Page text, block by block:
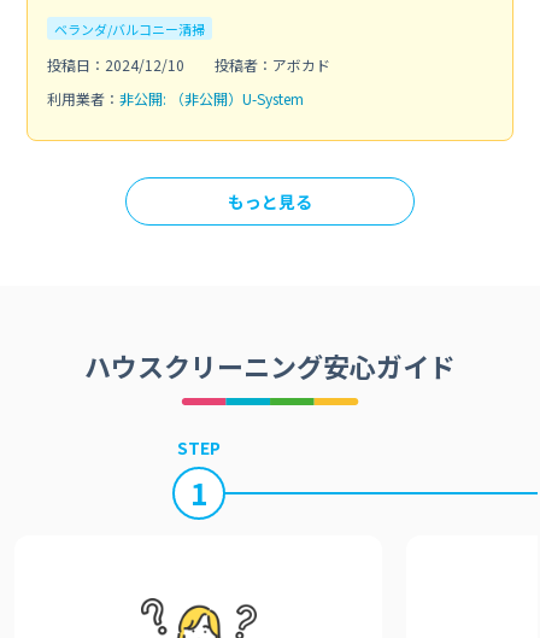
ベランダ/バルコニー清掃
投稿日：2024/12/10
投稿者：アボカド
利用業者： 非公開: （非公開）U-System
もっと見る
ハウスクリーニング安心ガイド
STEP
1